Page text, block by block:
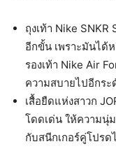
ถุงเท้า Nike SNKR
อีกขั้น เพราะมันได้
รองเท้า Nike Air
ความสบายไปอีกร
เสื้อยืดแห่งสาวก
โดดเด่น ให้ความนุ่
กับสนีกเกอร์คู่โปรด